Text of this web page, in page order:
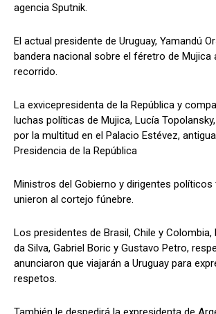
agencia Sputnik.
El actual presidente de Uruguay, Yamandú
bandera nacional sobre el féretro de Mujica
recorrido.
La exvicepresidenta de la República y
luchas políticas de Mujica, Lucía
por la multitud en el Palacio Estévez,
Presidencia de la República
Ministros del Gobierno y dirigentes políticos
unieron al cortejo fúnebre.
Los presidentes de Brasil, Chile y Colombia,
da Silva, Gabriel Boric y Gustavo Petro,
anunciaron que viajarán a Uruguay para
respetos.